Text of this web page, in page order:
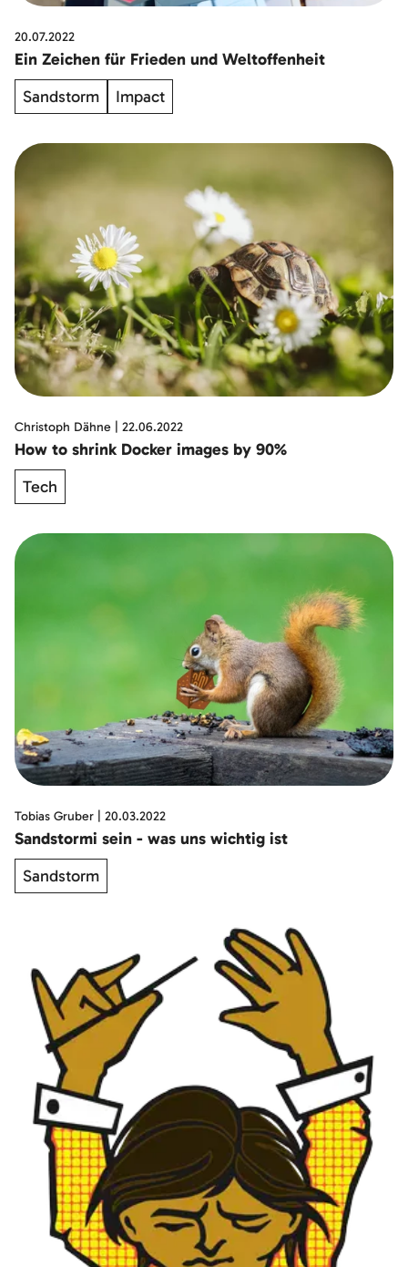
20.07.2022
Ein Zeichen für Frieden und Weltoffenheit
Sandstorm
Impact
Christoph Dähne 22.06.2022
How to shrink Docker images by 90%
Tech
Tobias Gruber 20.03.2022
Sandstormi sein - was uns wichtig ist
Sandstorm